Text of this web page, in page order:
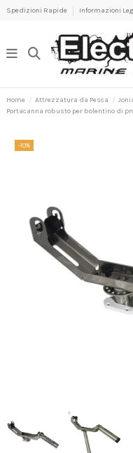
Spedizioni Rapide Informazioni
Home Attrezzatura da Pesca
Portacanna robusto per bolentino di
-10%